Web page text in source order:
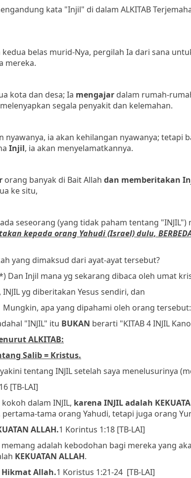
kata "Injil" di dalam ALKITAB
belas murid-Nya, pergilah Ia dari sana
mereka.
kota dan desa; Ia mengajar dalam rumah-
segala penyakit dan kelemahan.
nyawanya, ia akan kehilangan nyawanya; tetapi
Injil, ia akan menyelamatkannya.
orang banyak di Bait Allah dan memberitakan
ke situ,
seseorang (yang tidak paham tentang "INJIL")
kepada orang Yahudi (Israel) dulu,
yang dimaksud dari ayat-ayat tersebut?
Dan Injil mana yg sekarang dibaca oleh umat
yg diberitakan Yesus sendiri, dan
Mungkin, apa yang dipahami oleh orang tersebut:
"INJIL" itu BUKAN berarti "KITAB 4 INJIL
ALKITAB:
Salib = Kristus.
tentang INJIL setelah saya menelusurinya
[TB-LAI]
dalam INJIL, karena INJIL adalah
tama orang Yahudi, tetapi juga orang
ALLAH.1 Korintus 1:18 [TB-LAI]
memang adalah kebodohan bagi mereka yang
KEKUATAN ALLAH.
Hikmat Allah.1 Koristus 1:21-24 [TB-LAI]